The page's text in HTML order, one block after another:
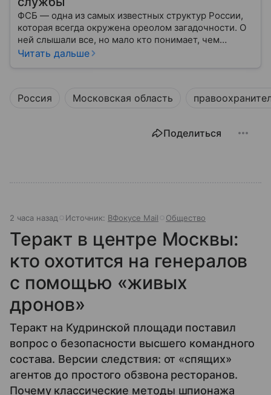
ФСБ — одна из самых известных структур России,
которая всегда окружена ореолом загадочности. О
ней слышали все, но мало кто понимает, чем
именно занимается Федеральная служба
Читать дальше
Россия Московская область
Поделиться
2 часа назад Источник: ВФокусе Mail Общество
Теракт в центре Москвы:
кто охотится на генералов
с помощью «живых
дронов»
Теракт на Кудринской площади поставил
вопрос о безопасности высшего командного
состава. Версии следствия: от «спящих»
агентов до простого обзвона ресторанов.
Почему классические методы шпионажа